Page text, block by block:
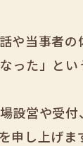
や当事者
た」とい
設営や受
申し上げま